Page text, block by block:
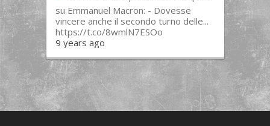
su Emmanuel Macron: - Dovesse
vincere anche il secondo turno delle...
https://t.co/8wmlN7ESOo
9 years ago